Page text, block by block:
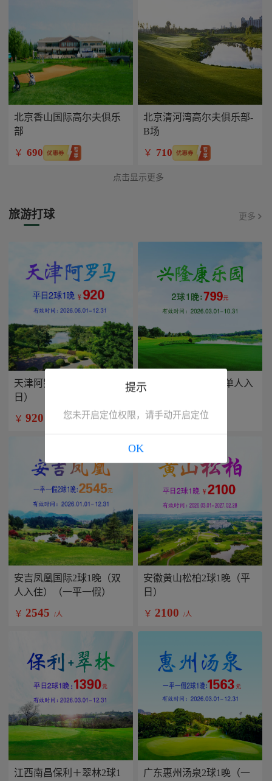
北京香山国际高尔夫俱乐
部
￥ 690
北京清河湾高尔夫俱乐部-
B场
￥ 710
点击显示更多
旅游打球 更多
天津阿罗马2球1晚（平
日）
￥ 920
兴隆康乐园2球1晚(单人入
￥799 /人
安吉凤凰国际2球1晚（双
人入住）（一平一假）
￥ 2545 /人
安徽黄山松柏2球1晚（平
日）
￥ 2100 /人
江西南昌保利＋翠林2球1
广东惠州汤泉2球1晚（一
提示
您未开启定位权限，请手动开启定位
OK